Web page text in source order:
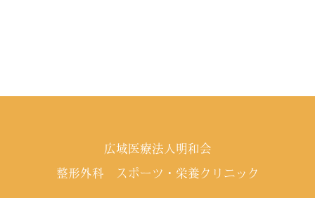
広域医療法人明和会
整形外科 スポーツ・栄養クリニック